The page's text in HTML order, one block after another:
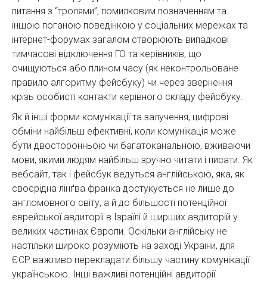
питання з “тролями”, помилковим позначенням та
іншою поганою поведінкою у соціальних мережах та
інтернет-форумах загалом створюють випадкові
тимчасові відключення ГО та керівників, що
очищуються або плином часу (як неконтрольоване
правило алгоритму фейсбуку) чи через звернення
крізь особисті контакти керівного складу фейсбуку.
Як й інші форми комунікації та залучення, цифрові
обміни найбільш ефективні, коли комунікація може
бути двосторонньою чи багатоканальною, вживаючи
мови, якими людям найбільш зручно читати і писати. Як
вебсайт, так і фейсбук ведуться англійською, яка, як
своєрідна лінґва франка достукується не лише до
англомовного світу, а й до більшості потенційної
єврейської авдиторії в Ізраїлі й ширших авдиторій у
великих частинах Європи. Оскільки англійську не
настільки широко розуміють на заході України, для
ЄСР важливо перекладати більшу частину комунікації
українською. Інші важливі потенційні авдиторії